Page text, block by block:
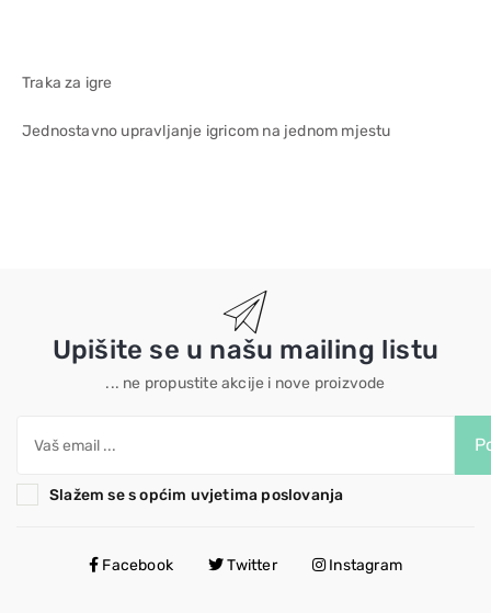
Traka za igre
Jednostavno upravljanje igricom na jednom mjestu
Upišite se u našu mailing listu
... ne propustite akcije i nove proizvode
Slažem se s općim uvjetima poslovanja
Facebook Twitter Instagram